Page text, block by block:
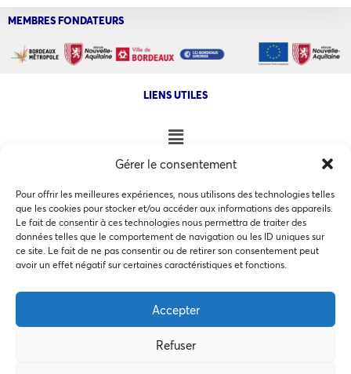
Gérer le consentement
Pour offrir les meilleures expériences, nous utilisons des technologies telles
que les cookies pour stocker et/ou accéder aux informations des appareils.
Le fait de consentir à ces technologies nous permettra de traiter des
données telles que le comportement de navigation ou les ID uniques sur
ce site. Le fait de ne pas consentir ou de retirer son consentement peut
avoir un effet négatif sur certaines caractéristiques et fonctions.
Accepter
Refuser
Ce site utilise des cookies pour les statistiques et pour
politique de confidentialité
Accepter
MEMBRES FONDATEURS
LIENS UTILES
NOS AUTRES SITES
COPYRIGHT @ 2026 - INVEST IN BORDEAUX - 32 Allées d'Orléans